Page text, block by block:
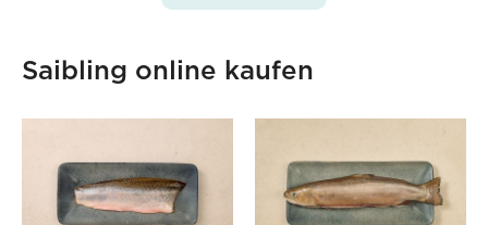
Salat
Ofen
Saibling online kaufen